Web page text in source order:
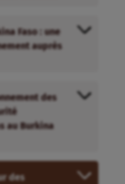
Faso : une
auprès
des
au Burkina
des